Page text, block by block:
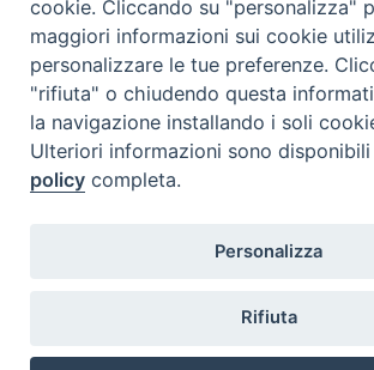
08/08/2026 PER LA REGIONE
DOTT.SSA VICARI NADIA tel. 3665888246
08/08/2026 PER LA REGIONE EMILIA
DOTT.SSA CARRA ELENA tel. 3358249870
DOTT.SSA VICARI NADIA tel. 3665888246
09/08/2026 PER LA REGIONE EMILIA
cookie. Cliccando su "personalizza"
maggiori informazioni sui cookie
personalizzare le tue preferenze.
"rifiuta" o chiudendo questa
la navigazione installando i soli
Ulteriori informazioni sono
policy completa.
Personalizza
Rifiuta